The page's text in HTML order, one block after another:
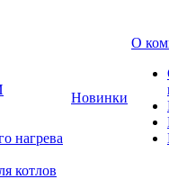
нагрева
котлов
Новинки
О